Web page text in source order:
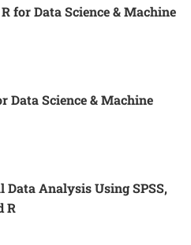
for Data Science & Machine
Data Science & Machine
Data Analysis Using SPSS,
R